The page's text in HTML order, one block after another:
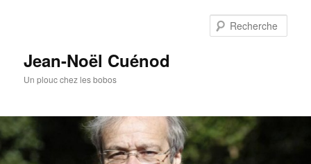
Jean-Noël Cuénod
Un plouc chez les bobos